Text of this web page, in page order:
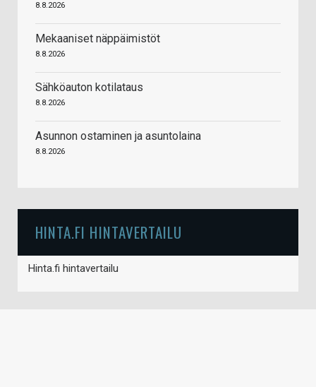
8.8.2026
Mekaaniset näppäimistöt
8.8.2026
Sähköauton kotilataus
8.8.2026
Asunnon ostaminen ja asuntolaina
8.8.2026
HINTA.FI HINTAVERTAILU
Hinta.fi hintavertailu